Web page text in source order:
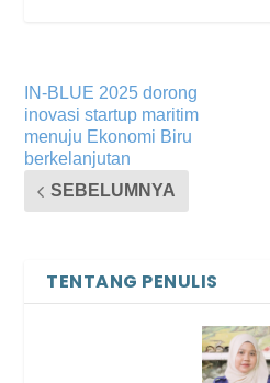
IN-BLUE 2025 dorong
inovasi startup maritim
menuju Ekonomi Biru
berkelanjutan
SEBELUMNYA
TENTANG PENULIS